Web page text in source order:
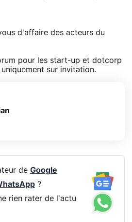
d'affaire des acteurs du
pour les start-up et dotcorp
sur invitation.
de Google
?
rien rater de l'actu